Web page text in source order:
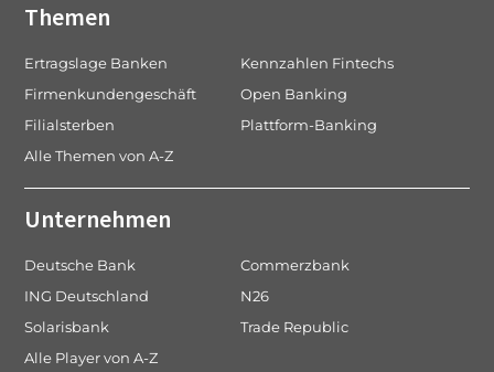
Themen
Ertragslage Banken
Kennzahlen Fintechs
Firmenkundengeschäft
Open Banking
Filialsterben
Plattform-Banking
Alle Themen von A-Z
Unternehmen
Deutsche Bank
Commerzbank
ING Deutschland
N26
Solarisbank
Trade Republic
Alle Player von A-Z